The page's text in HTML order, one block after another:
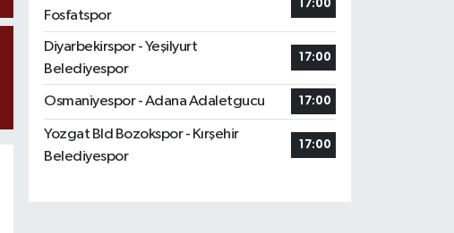
Fosfatspor
17:00
Diyarbekirspor - Yeşilyurt
Belediyespor
17:00
Osmaniyespor - Adana Adaletgucu 17:00
Yozgat Bld Bozokspor - Kırşehir
Belediyespor
17:00